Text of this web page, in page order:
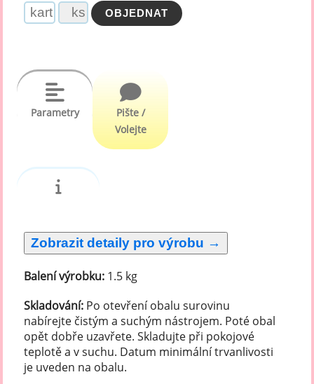
Parametry
Pište /
Volejte
Balení výrobku: 1.5 kg
Skladování: Po otevření obalu surovinu
nabírejte čistým a suchým nástrojem. Poté obal
opět dobře uzavřete. Skladujte při pokojové
teplotě a v suchu. Datum minimální trvanlivosti
je uveden na obalu.